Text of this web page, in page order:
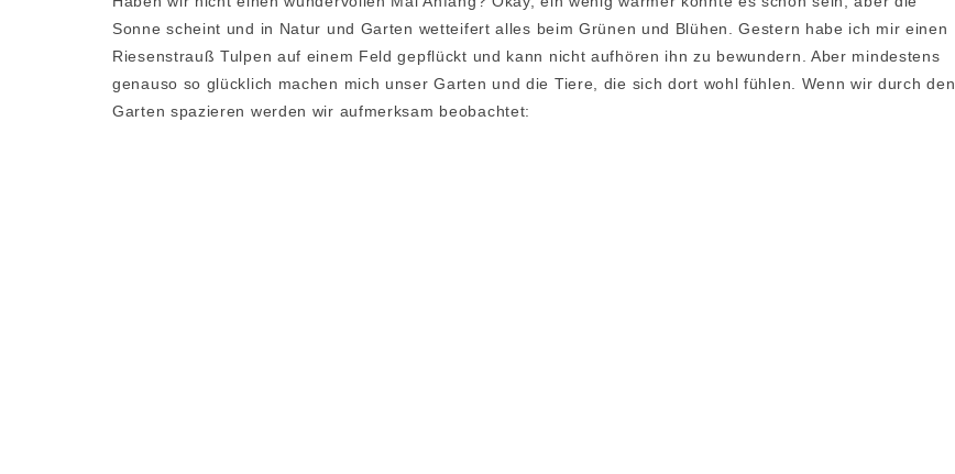
KUCHEN
MACARONS
‚NACHGEBACKEN‘
GALERIE
Sonne scheint und in Natur und Garten wetteifert alles beim Grünen und Blühen. Gestern habe ich mir einen
Riesenstrauß Tulpen auf einem Feld gepflückt und kann nicht aufhören ihn zu bewundern. Aber mindestens
genauso so glücklich machen mich unser Garten und die Tiere, die sich dort wohl fühlen. Wenn wir durch den
Garten spazieren werden wir aufmerksam beobachtet: